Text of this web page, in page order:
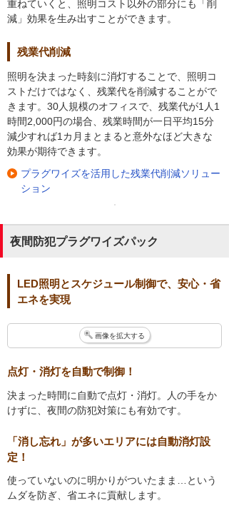
重ねていくと、照明コスト以外の部分にも「削
減」効果を生み出すことができます。
残業代削減
照明を決まった時刻に消灯することで、照明コ
ストだけではなく、残業代を削減することがで
きます。30人規模のオフィスで、残業代が1人1
時間2,000円の場合、残業時間が一日平均15分
減少すれば1カ月まとまると意外なほど大きな
効果が期待できます。
プラグワイズを活用した残業代削減ソリュー
ション
夜間防犯プラグワイズパック
LED照明とスケジュール制御で、安心・省
エネを実現
画像を拡大する
点灯・消灯を自動で制御！
決まった時間に自動で点灯・消灯。人の手をか
けずに、夜間の防犯対策にも有効です。
「消し忘れ」が多いエリアには自動消灯設
定！
使っていないのに明かりがついたまま…という
ムダを防ぎ、省エネに貢献します。